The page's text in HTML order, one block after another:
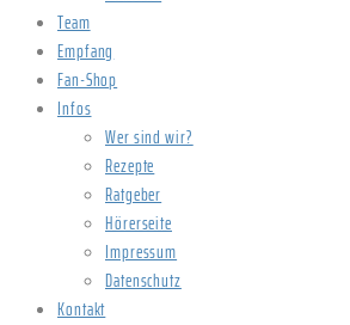
Team
Empfang
Fan-Shop
Infos
Wer sind wir?
Rezepte
Ratgeber
Hörerseite
Impressum
Datenschutz
Kontakt